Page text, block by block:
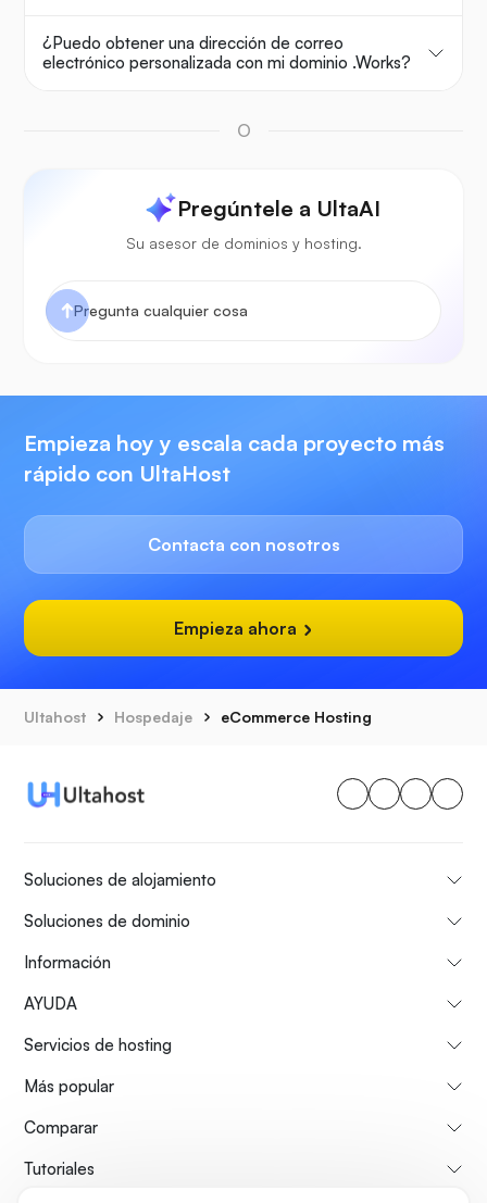
¿Puedo obtener una dirección de correo
electrónico personalizada con mi dominio .Works?
O
Pregúntele a UltaAI
Su asesor de dominios y hosting.
Empieza hoy y escala cada proyecto más
rápido con UltaHost
Contacta con nosotros
Empieza ahora
Ultahost Hospedaje eCommerce Hosting
Soluciones de alojamiento
Soluciones de dominio
Información
AYUDA
Servicios de hosting
Más popular
Comparar
Tutoriales